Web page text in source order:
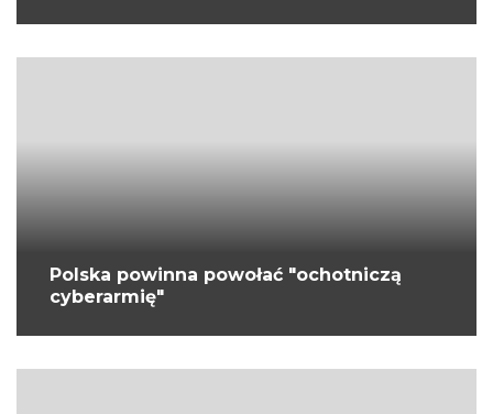
Polska powinna powołać "ochotniczą
cyberarmię"